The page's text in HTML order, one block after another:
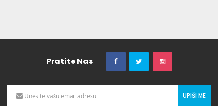
Pratite Nas
UPIŠI ME